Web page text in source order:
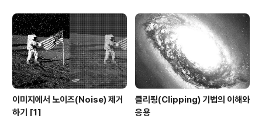
이미지에서 노이즈(Noise) 제거
하기 [1]
클리핑(Clipping) 기법의 이해와
응용